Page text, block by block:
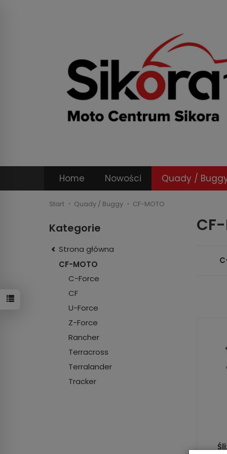
Home Nowości Quady /
Start Quady / Buggy CF-MOTO
Kategorie
Strona główna
CF-MOTO
C-Force
CF
U-Force
Z-Force
Rancher
Terracross
Terralander
Tracker